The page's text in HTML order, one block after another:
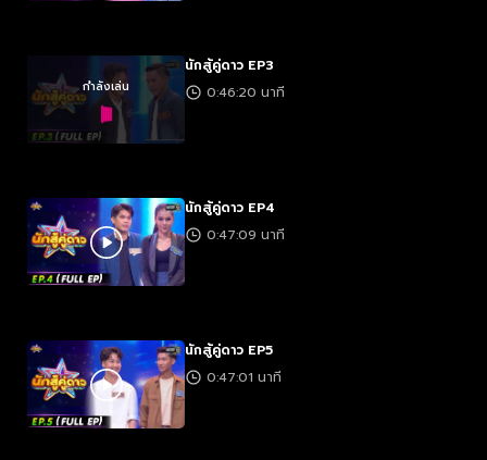
กำลังเล่น
นักสู้คู่ดาว EP3
0:46:20 นาที
นักสู้คู่ดาว EP4
0:47:09 นาที
นักสู้คู่ดาว EP5
0:47:01 นาที